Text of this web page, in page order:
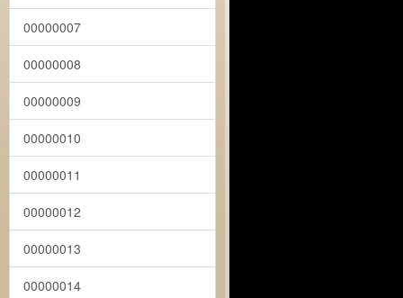
00000007
00000008
00000009
00000010
00000011
00000012
00000013
00000014